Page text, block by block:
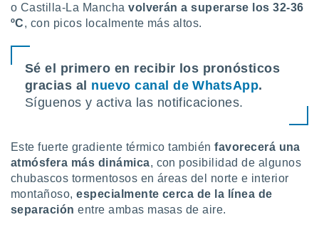
o Castilla-La Manchavolverán a superarse los 32-36
ºC, con picos localmente más altos.
Sé el primero en recibir los pronósticos
gracias al nuevo canal de WhatsApp.
Síguenos y activa las notificaciones.
Este fuerte gradiente térmico también favorecerá una
atmósfera más dinámica, con posibilidad de algunos
chubascos tormentosos en áreas del norte e interior
montañoso, especialmente cerca de la línea de
separaciónentre ambas masas de aire.